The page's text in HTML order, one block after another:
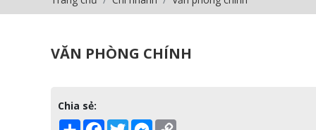
VĂN PHÒNG CHÍNH
Chia sẻ:
Share Facebook
TwitterMessenger